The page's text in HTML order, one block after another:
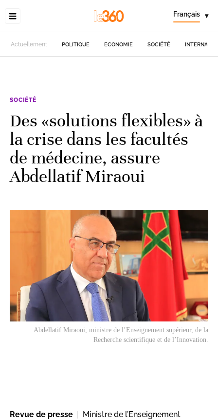
Français ▾
Actuellement POLITIQUE ECONOMIE SOCIÉTÉ
SOCIÉTÉ
Des «solutions flexibles» à
la crise dans les facultés
de médecine, assure
Abdellatif Miraoui
Abdellatif Miraoui, ministre de l’Enseignement supérieur, de la
Recherche scientifique et de l’Innovation.
Revue de presse
Ministre de l’Enseignement